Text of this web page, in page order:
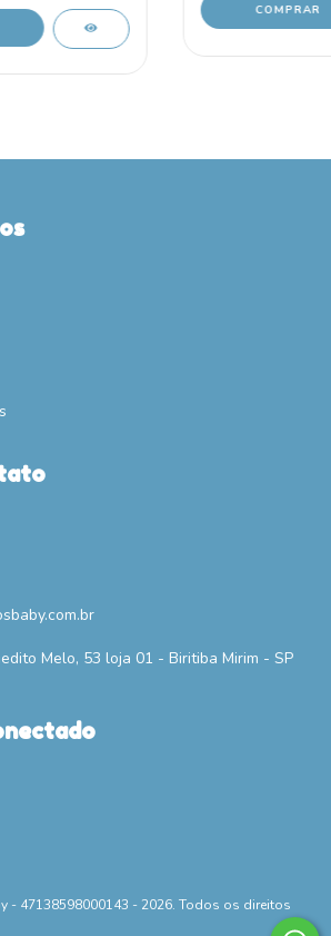
COMPRAR
Melo, 53 loja 01 - Biritiba Mirim - SP
- 47138598000143 - 2026. Todos os direitos